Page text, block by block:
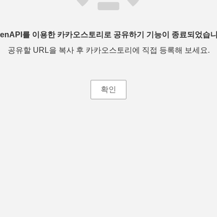
를 이용한 카카오스토리로 공유하기 기능이 종료되었습
공유할 URL을 복사 후 카카오스토리에 직접 등록해 보세요.
확인